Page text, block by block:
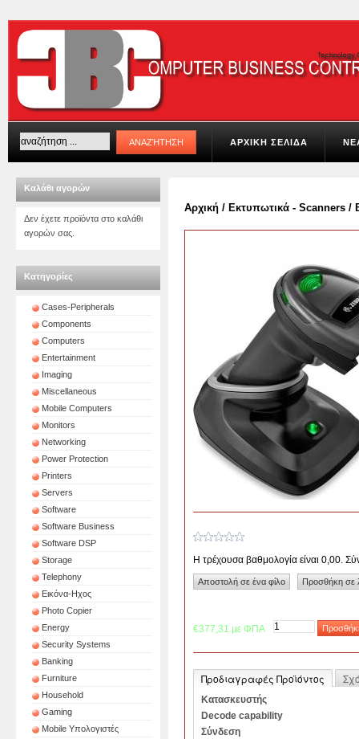
ΑΡΧΙΚΗ ΣΕΛΙΔΑ
Καλάθι αγορών
Δεν έχετε προϊόντα στο καλάθι
αγορών σας.
Κατηγορίες
Cases-Peripherals
Components
Computers
Entertainment
Imaging
Miscellaneous
Mobile Computers
Monitors
Networking
Power Protection
Printers
Servers
Software
Software Business
Software DSP
Storage
Telephony
Εικόνα-Ηχος
Photo Copier
Energy
Security Systems
Banking
Furniture
Household
Gaming
Mobile Υπολογιστές
Αρχική / Εκτυπωτικά - Scanners /
Η τρέχουσα βαθμολογία είναι 0,00.
€377,31 με ΦΠΑ
Προδιαγραφές Προϊόντος
Κατασκευστής
Decode capability
Σύνδεση